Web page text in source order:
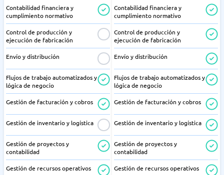
Contabilidad financiera y
cumplimiento normativo
Control de producción y
ejecución de fabricación
Envío y distribución
Flujos de trabajo automatizados y
lógica de negocio
Gestión de facturación y cobros
Gestión de inventario y logística
Gestión de proyectos y
contabilidad
Gestión de recursos operativos
Contabilidad financiera y
cumplimiento normativo
Control de producción y
ejecución de fabricación
Envío y distribución
Flujos de trabajo automatizados y
lógica de negocio
Gestión de facturación y cobros
Gestión de inventario y logística
Gestión de proyectos y
contabilidad
Gestión de recursos operativos